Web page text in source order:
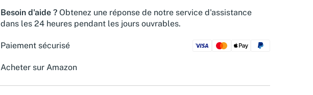
Besoin d'aide ? Obtenez une réponse de notre service d'assistance
dans les 24 heures pendant les jours ouvrables.
Paiement sécurisé
Acheter sur Amazon